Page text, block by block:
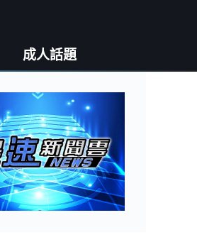
成人話題